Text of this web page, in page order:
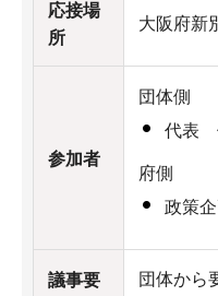
応接場
所
大阪府新
参加者
団体側
代表
府側
政策
議事要
団体から